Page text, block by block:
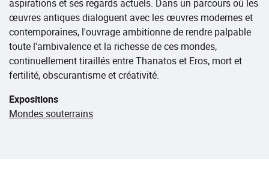
aspirations et ses regards actuels. Dans un parcours où les
œuvres antiques dialoguent avec les œuvres modernes et
contemporaines, l'ouvrage ambitionne de rendre palpable
toute l'ambivalence et la richesse de ces mondes,
continuellement tiraillés entre Thanatos et Eros, mort et
fertilité, obscurantisme et créativité.
Expositions
Mondes souterrains